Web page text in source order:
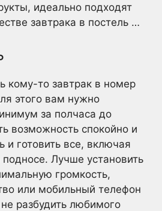
идеально подходят
завтрака в постель …
кому-то завтрак в номер
этого вам нужно
за полчаса до
возможность спокойно и
и готовить все, включая
Лучше установить
громкость,
или мобильный телефон
разбудить любимого